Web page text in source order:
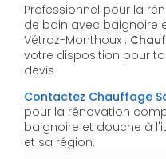
Professionnel pour la
de bain avec baignoire
Vétraz-Monthoux :
votre disposition pour
devis
Contactez Chauffage
pour la rénovation
baignoire et douche à
et sa région.